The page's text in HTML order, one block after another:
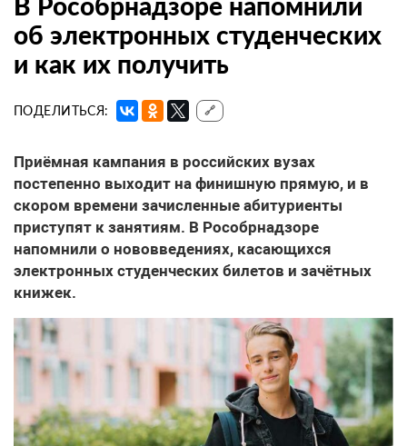
об электронных студенческих
и как их получить
ПОДЕЛИТЬСЯ: 🔗
Приёмная кампания в российских вузах
постепенно выходит на финишную прямую, и в
скором времени зачисленные абитуриенты
приступят к занятиям. В Рособрнадзоре
напомнили о нововведениях, касающихся
электронных студенческих билетов и зачётных
книжек.